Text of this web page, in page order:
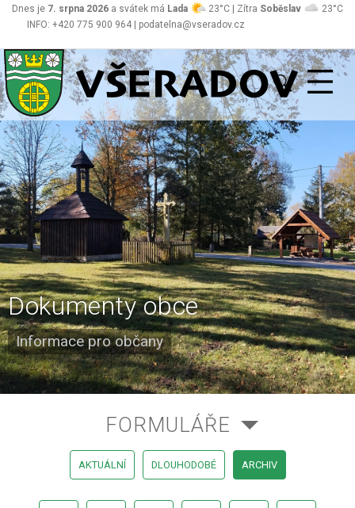
INFO: +420 775 900 964 | podatelna@vseradov.cz
Dnes je 7. srpna 2026 a svátek má Lada 23°C | Zítra Soběslav 23°C
Všeradov
Dokumenty obce
Informace pro občany
FORMULÁŘE
AKTUÁLNÍ DLOUHODOBÉ ARCHIV